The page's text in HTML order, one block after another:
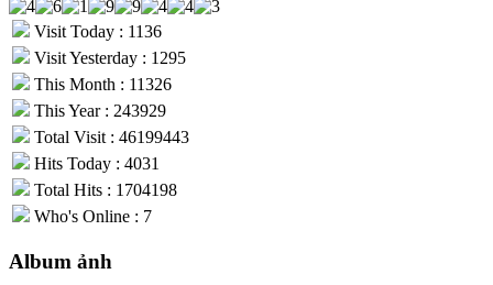
Visit Today : 1136
Visit Yesterday : 1295
This Month : 11326
This Year : 243929
Total Visit : 46199443
Hits Today : 4031
Total Hits : 1704198
Who's Online : 7
Album ảnh